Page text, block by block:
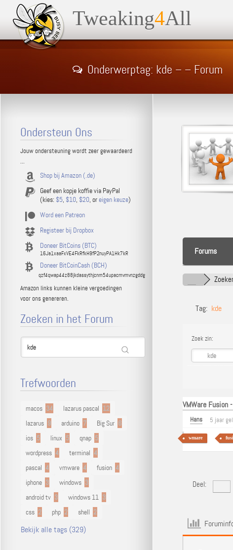
Tweaking4All
Onderwerptag: kde – – Forum
Forums
Tag: kde
Zoek zin:
VMWare
Hans 5 jaar
wmare
Deel:
Ondersteun Ons
Jouw ondersteuning wordt zeer gewaardeerd
...
Shop bij Amazon (.de)
Geef een kopje koffie via PayPal
(kies: $5, $10, $20, or eigen keuze)
Word een Patreon
Registeer bij Dropbox
Doneer BitCoins (BTC)
16Ja1xaaFxVE4FkRfkH9fP2nuyPA1Hk7kR
Doneer BitCoinCash (BCH)
qzf4qwap44z88jkdassythjcnm54upacmvmvnzgddg
Amazon links kunnen kleine vergoedingen
voor ons genereren.
Zoeken in het Forum
Trefwoorden
macos 34 lazarus pascal 12
lazarus 9 arduino 7 Big Sur 6
ios 5 linux 5 qnap 5
wordpress 4 terminal 4
pascal 4 vmware 4 fusion 4
iphone 3 windows 3
android tv 3 windows 11 3
css 2 php 2 shell 2
Bekijk alle tags (329)